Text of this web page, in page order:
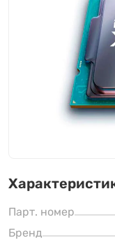
Парт. номер
Бренд